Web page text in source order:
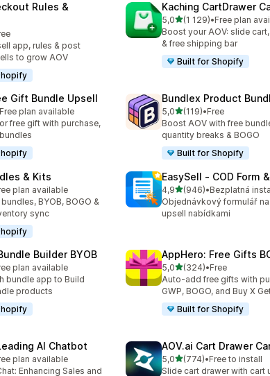
Rules &
596
app, rules & post
to grow AOV
Kaching CartDrawer
5,0z 5 hvězd
(1 129)
Celkový počet recenzí:
•Free plan
Boost your AOV: slide
& free shipping bar
Built for Shopify
Gift Bundle Upsell
recenzí: 4041
Free plan available
free gift with purchase,
Bundlex Product
5,0z 5 hvězd
(119)
Celkový počet recenzí: 119
•Free
Boost AOV with free
quantity breaks & BOGO
Built for Shopify
& Kits
recenzí: 737
plan available
BYOB, BOGO &
sync
EasySell ‑ COD Form
4,9z 5 hvězd
(946)
Celkový počet recenzí:
•Bezplatná
Objednávkový formulář
upsell nabídkami
Builder BYOB
recenzí: 263
plan available
bundle app to Build
products
AppHero: Free Gifts
5,0z 5 hvězd
(324)
Celkový počet recenzí:
•Free
Auto-add free gifts with
GWP, BOGO, and Buy X
Built for Shopify
AI Chatbot
recenzí: 428
plan available
Enhancing Sales and
AOV.ai Cart Drawer
5,0z 5 hvězd
(774)
Celkový počet recenzí:
•Free to install
Slide cart drawer with cart